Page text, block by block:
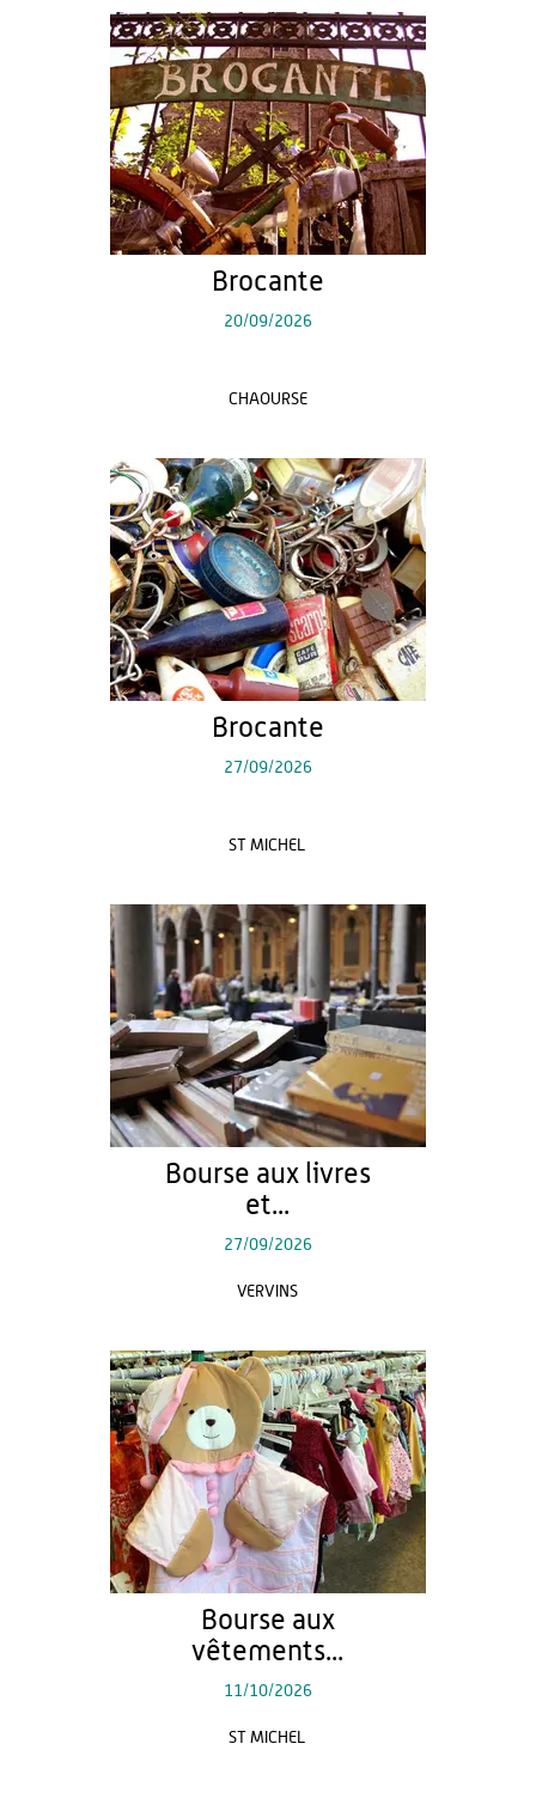
Brocante
20/09/2026
CHAOURSE
Brocante
27/09/2026
ST MICHEL
Bourse aux livres
et...
27/09/2026
VERVINS
Bourse aux
vêtements...
11/10/2026
ST MICHEL